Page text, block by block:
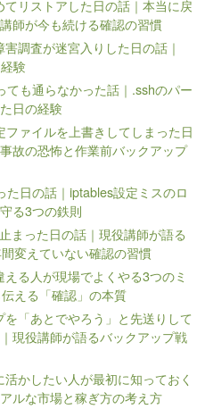
リストアした日の話｜本当に戻
師が今も続ける確認の習慣
調査が迷宮入りした日の話｜
験
も通らなかった話｜.sshのパー
日の経験
ァイルを上書きしてしまった日
故の恐怖と作業前バックアップ
日の話｜iptables設定ミスのロ
る3つの鉄則
まった日の話｜現役講師が語る
変えていない確認の習慣
る人が現場でよくやる3つのミ
える「確認」の本質
「あとでやろう」と先送りして
現役講師が語るバックアップ戦
かしたい人が最初に知っておく
ルな市場と稼ぎ方の考え方